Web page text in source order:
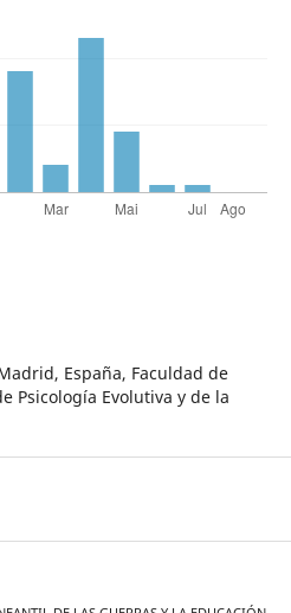
España, Faculdad de
Psicología Evolutiva y de la